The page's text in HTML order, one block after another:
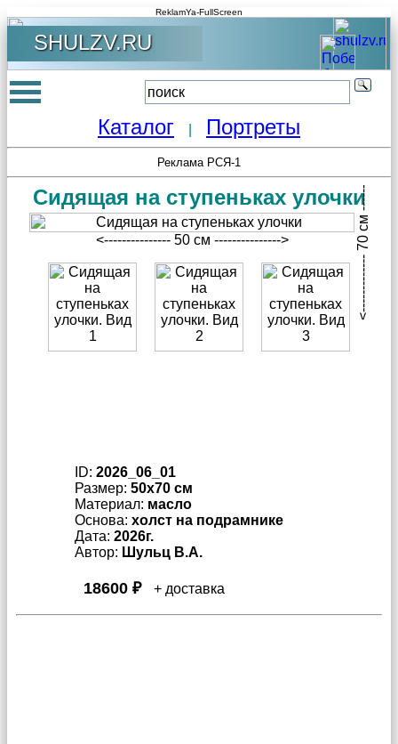
ReklamYa-FullScreen
SHULZV.RU
Каталог Портреты
Реклама РСЯ-1
Сидящая на ступеньках улочки
<--------------- 50 см ---------------> <------------- 70 см -------------->
ID: 2026_06_01
Размер: 50x70 см
Материал: масло
Основа: холст на подрамнике
Дата: 2026г.
Автор: Шульц В.А.
18600 ₽ + доставка